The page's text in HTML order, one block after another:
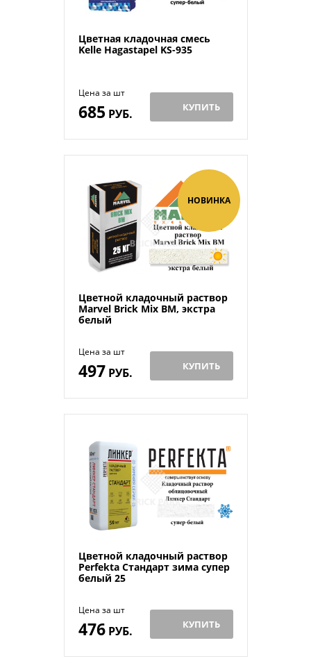
Цветная кладочная смесь
Kelle Hagastapel KS-935
Цена за шт
685 РУБ. КУПИТЬ
НОВИНКА
Цветной кладочный раствор
Мarvel Brick Mix BM, экстра
белый
Цена за шт
497 РУБ. КУПИТЬ
Цветной кладочный раствор
Perfekta Стандарт зима супер
белый 25
Цена за шт
476РУБ. КУПИТЬ